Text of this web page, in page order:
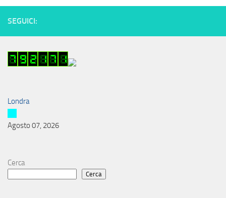
SEGUICI:
Londra
Agosto 07, 2026
Cerca
Cerca